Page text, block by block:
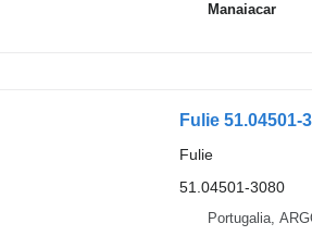
Manaiacar
Fulie 51.04501-
Fulie
51.04501-3080
Portugalia,